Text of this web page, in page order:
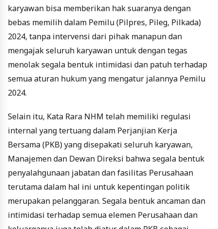
karyawan bisa memberikan hak suaranya dengan
bebas memilih dalam Pemilu (Pilpres, Pileg, Pilkada)
2024, tanpa intervensi dari pihak manapun dan
mengajak seluruh karyawan untuk dengan tegas
menolak segala bentuk intimidasi dan patuh terhadap
semua aturan hukum yang mengatur jalannya Pemilu
2024.
Selain itu, Kata Rara NHM telah memiliki regulasi
internal yang tertuang dalam Perjanjian Kerja
Bersama (PKB) yang disepakati seluruh karyawan,
Manajemen dan Dewan Direksi bahwa segala bentuk
penyalahgunaan jabatan dan fasilitas Perusahaan
terutama dalam hal ini untuk kepentingan politik
merupakan pelanggaran. Segala bentuk ancaman dan
intimidasi terhadap semua elemen Perusahaan dan